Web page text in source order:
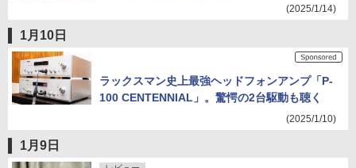
(2025/1/14)
1月10日
ラックスマン史上最強ヘッドフォンアンプ「P-
100 CENTENNIAL」。驚愕の2台駆動も聴く
(2025/1/10)
1月9日